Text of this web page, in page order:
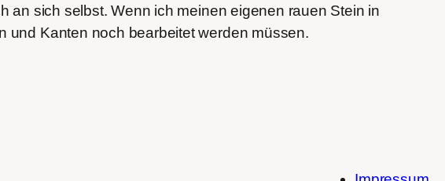
an sich selbst. Wenn ich meinen eigenen rauen Stein in
und Kanten noch bearbeitet werden müssen.